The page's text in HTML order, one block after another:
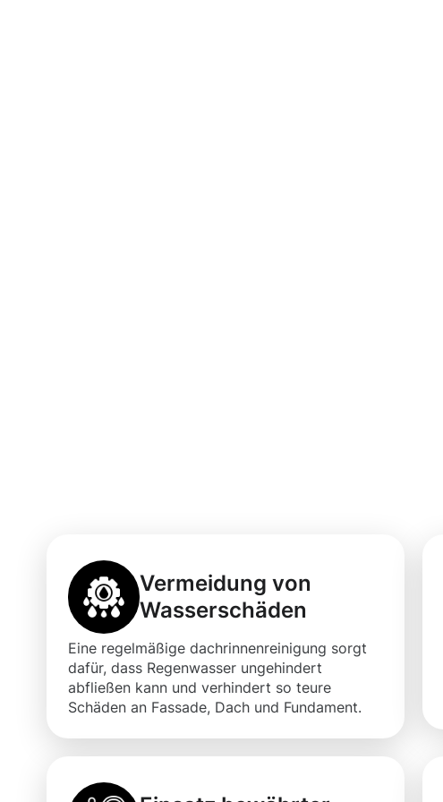
Vermeidung von
Wasserschäden
Eine regelmäßige dachrinnenreinigung sorgt
dafür, dass Regenwasser ungehindert
abfließen kann und verhindert so teure
Schäden an Fassade, Dach und Fundament.